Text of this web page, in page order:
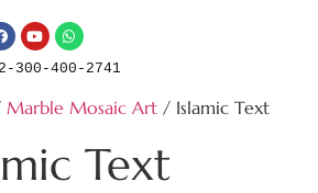
300-400-2741
Marble Mosaic Art / Islamic Text
Text